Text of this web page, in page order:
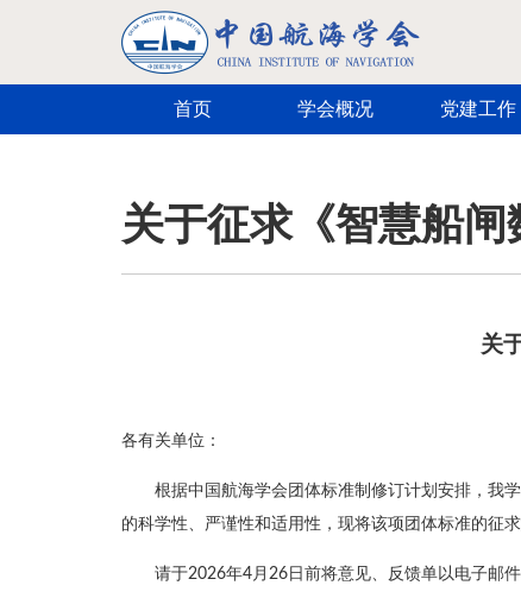
首页 学会概况 党建工作
关于征求《智慧船
关
各有关单位：
根据中国航海学会团体标准制修订计划安排，我
的科学性、严谨性和适用性，现将该项团体标准的征
请于2026年4月26日前将意见、反馈单以电子邮